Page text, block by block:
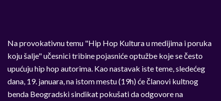
Na provokativnu temu "Hip Hop Kultura u medijima i poruka
koju šalje" učesnici tribine pojasniće optužbe koje se često
upućuju hip hop autorima. Kao nastavak iste teme, sledećeg
dana, 19. januara, na istom mestu (19h) će članovi kultnog
benda Beogradski sindikat pokušati da odgovore na